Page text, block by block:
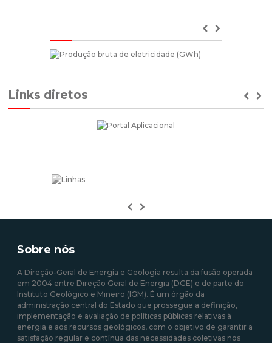
Previous
Links diretos
Previous
Sobre nós
A Direção-Geral de Energia e Geologia resulta da fusão operada
em 2004 entre Direção Geral de Energia (DGE) e de parte do
Instituto Geológico e Mineiro (IGM). É um órgão da
administração central do Estado que prossegue a definição,
implementação e avaliação de políticas públicas relativas à
energia e aos recursos geológicos, com o objetivo de garantir a
satisfação regular e contínua das necessidades coletivas nos